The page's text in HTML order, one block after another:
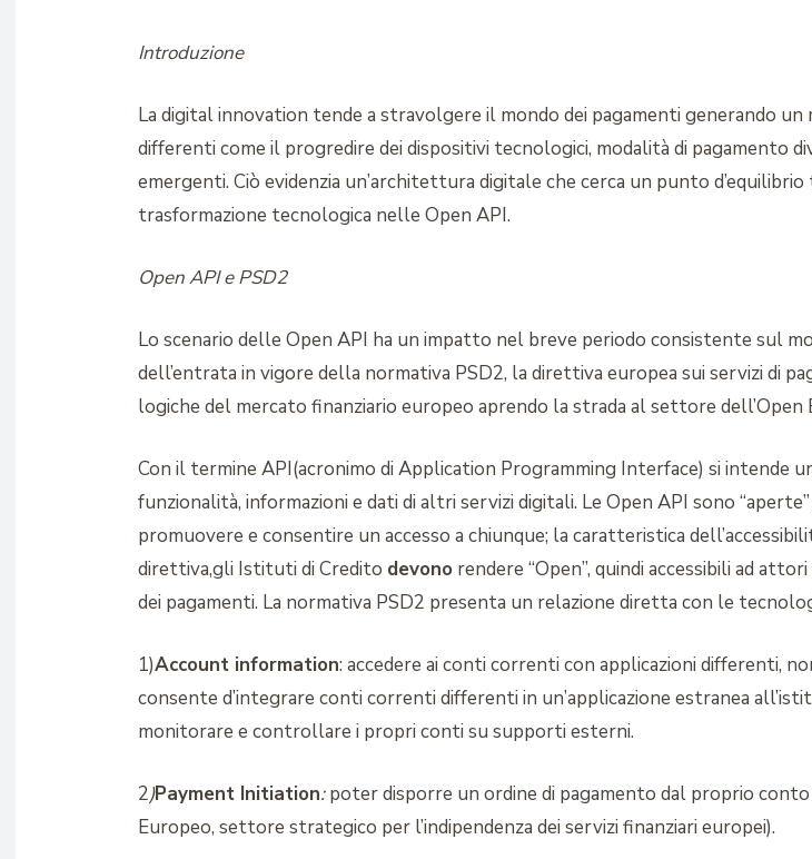
Introduzione
La digital innovation tende a stravolgere il mondo dei pagamenti generando
differenti come il progredire dei dispositivi tecnologici, modalità di pagamento
emergenti. Ciò evidenzia un’architettura digitale che cerca un punto
trasformazione tecnologica nelle Open API.
Open API e PSD2
Lo scenario delle Open API ha un impatto nel breve periodo consistente sul
dell’entrata in vigore della normativa PSD2, la direttiva europea sui servizi di
logiche del mercato finanziario europeo aprendo la strada al settore dell’Open
Con il termine API(acronimo di Application Programming Interface) si intende
funzionalità, informazioni e dati di altri servizi digitali. Le Open API sono
promuovere e consentire un accesso a chiunque; la caratteristica
direttiva,gli Istituti di Credito devono rendere “Open”, quindi accessibili ad
dei pagamenti. La normativa PSD2 presenta un relazione diretta con le
1)Account information: accedere ai conti correnti con applicazioni differenti,
consente d’integrare conti correnti differenti in un’applicazione estranea
monitorare e controllare i propri conti su supporti esterni.
2)Payment Initiation:poter disporre un ordine di pagamento dal proprio
Europeo, settore strategico per l’indipendenza dei servizi finanziari europei).